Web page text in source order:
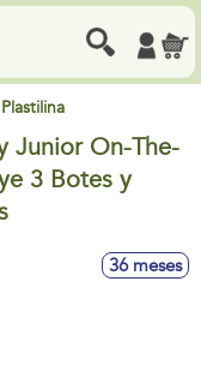
Plastilina
Junior On-The-
3 Botes y
36 meses